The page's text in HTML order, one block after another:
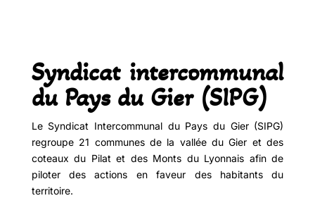
Syndicat intercommunal
du Pays du Gier (SIPG)
Le Syndicat Intercommunal du Pays du Gier (SIPG)
regroupe 21 communes de la vallée du Gier et des
coteaux du Pilat et des Monts du Lyonnais afin de
piloter des actions en faveur des habitants du
territoire.